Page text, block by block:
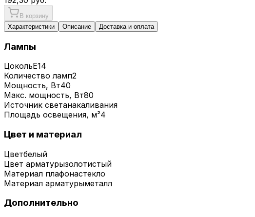
В корзину
Характеристики
Описание Доставка и оплата
Лампы
ЦокольE14
Количество ламп2
Мощность, Вт40
Макс. мощность, Вт80
Источник светанакаливания
Площадь освещения, м²4
Цвет и материал
Цветбелый
Цвет арматурызолотистый
Материал плафонастекло
Материал арматурыметалл
Дополнительно